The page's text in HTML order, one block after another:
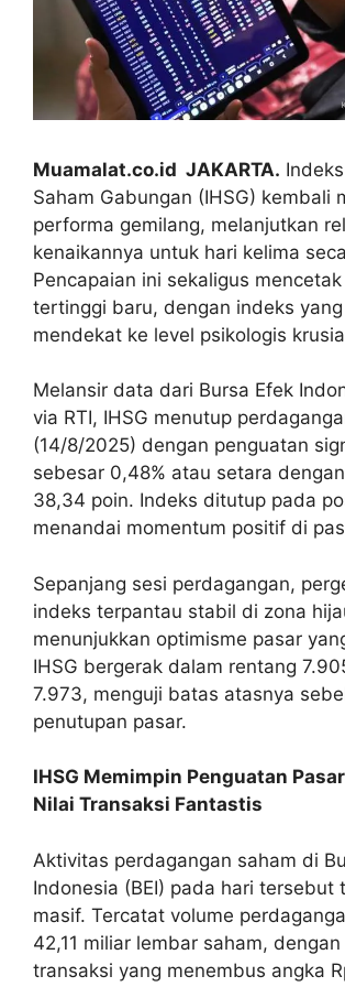
Muamalat.co.id JAKARTA.
Saham Gabungan (IHSG) kembali
performa gemilang, melanjutkan
kenaikannya untuk hari kelima
Pencapaian ini sekaligus
tertinggi baru, dengan indeks
mendekat ke level psikologis
Melansir data dari Bursa Efek
via RTI, IHSG menutup
(14/8/2025) dengan penguatan
sebesar 0,48% atau setara
38,34 poin. Indeks ditutup pada
menandai momentum positif di
Sepanjang sesi perdagangan,
indeks terpantau stabil di zona
menunjukkan optimisme pasar
IHSG bergerak dalam rentang
7.973, menguji batas atasnya
penutupan pasar.
IHSG Memimpin Penguatan
Nilai Transaksi Fantastis
Aktivitas perdagangan saham di
Indonesia (BEI) pada hari tersebut
masif. Tercatat volume
42,11 miliar lembar saham,
transaksi yang menembus angka